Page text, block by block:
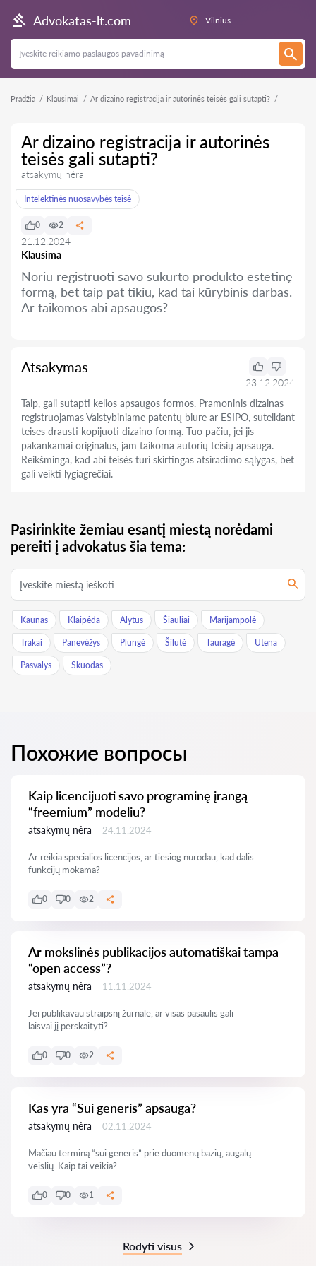
Advokatas-lt.com Vilnius
Pradžia Klausimai Ar dizaino registracija ir autorinės teisės gali sutapti?
Ar dizaino registracija ir autorinės
teisės gali sutapti?
atsakymų nėra
Intelektinės nuosavybės teisė
Klausima
0 2
21.12.2024
Noriu registruoti savo sukurto produkto estetinę
formą, bet taip pat tikiu, kad tai kūrybinis darbas.
Ar taikomos abi apsaugos?
Atsakymas
23.12.2024
Taip, gali sutapti kelios apsaugos formos. Pramoninis dizainas
registruojamas Valstybiniame patentų biure ar ESIPO, suteikiant
teises drausti kopijuoti dizaino formą. Tuo pačiu, jei jis
pakankamai originalus, jam taikoma autorių teisių apsauga.
Reikšminga, kad abi teisės turi skirtingas atsiradimo sąlygas, bet
gali veikti lygiagrečiai.
Pasirinkite žemiau esantį miestą norėdami
pereiti į advokatus šia tema:
Kaunas Klaipėda Alytus Šiauliai Marijampolė
Trakai Panevėžys Plungė Šilutė Tauragė Utena
Pasvalys Skuodas
Похожие вопросы
Kaip licencijuoti savo programinę įrangą
“freemium” modeliu?
atsakymų nėra 24.11.2024
Ar reikia specialios licencijos, ar tiesiog nurodau, kad dalis
funkcijų mokama?
0 0 2
Ar mokslinės publikacijos automatiškai tampa
“open access”?
atsakymų nėra 11.11.2024
Jei publikavau straipsnį žurnale, ar visas pasaulis gali
laisvai jį perskaityti?
0 0 2
Kas yra “Sui generis” apsauga?
atsakymų nėra 02.11.2024
Mačiau terminą “sui generis” prie duomenų bazių, augalų
veislių. Kaip tai veikia?
0 0 1
Rodyti visus